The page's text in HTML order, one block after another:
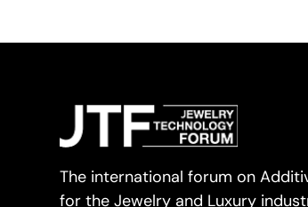
The international forum on
for the Jewelry and Luxury